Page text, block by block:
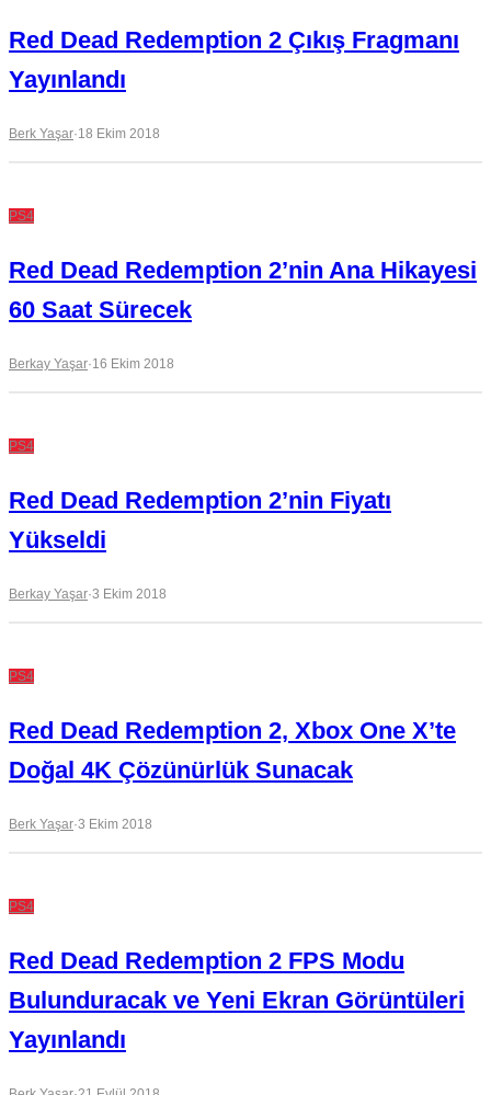
Red Dead Redemption 2 Çıkış Fragmanı
Yayınlandı
Berk Yaşar·18 Ekim 2018
PS4
Red Dead Redemption 2’nin Ana Hikayesi
60 Saat Sürecek
Berkay Yaşar·16 Ekim 2018
PS4
Red Dead Redemption 2’nin Fiyatı
Yükseldi
Berkay Yaşar·3 Ekim 2018
PS4
Red Dead Redemption 2, Xbox One X’te
Doğal 4K Çözünürlük Sunacak
Berk Yaşar·3 Ekim 2018
PS4
Red Dead Redemption 2 FPS Modu
Bulunduracak ve Yeni Ekran Görüntüleri
Yayınlandı